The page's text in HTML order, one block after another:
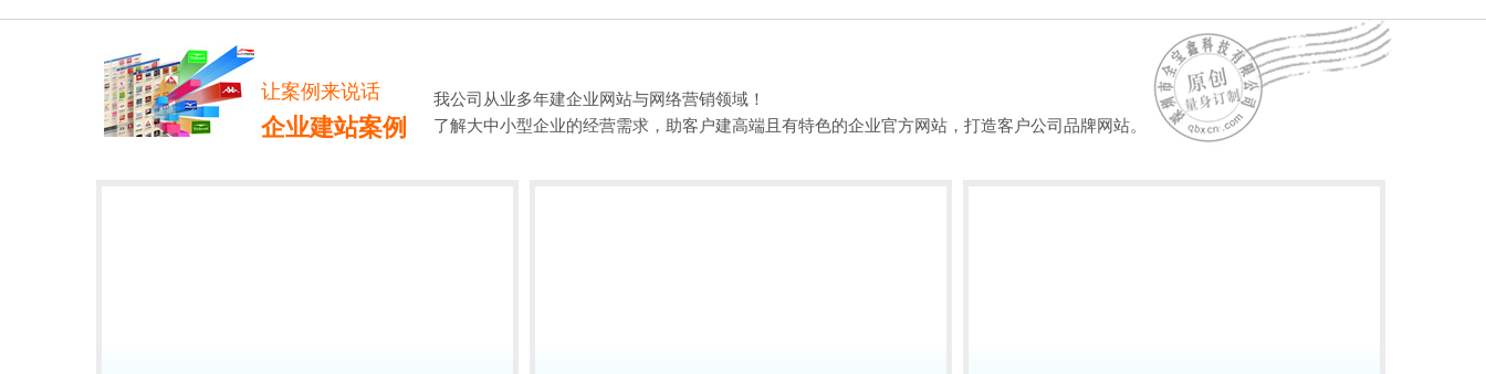
让案例来说话
企业建站案例
我公司从业多年建企业网站与网络营销领域！
了解大中小型企业的经营需求，助客户建高端且有特色的企业官方网站，打造客户公司品牌网站。